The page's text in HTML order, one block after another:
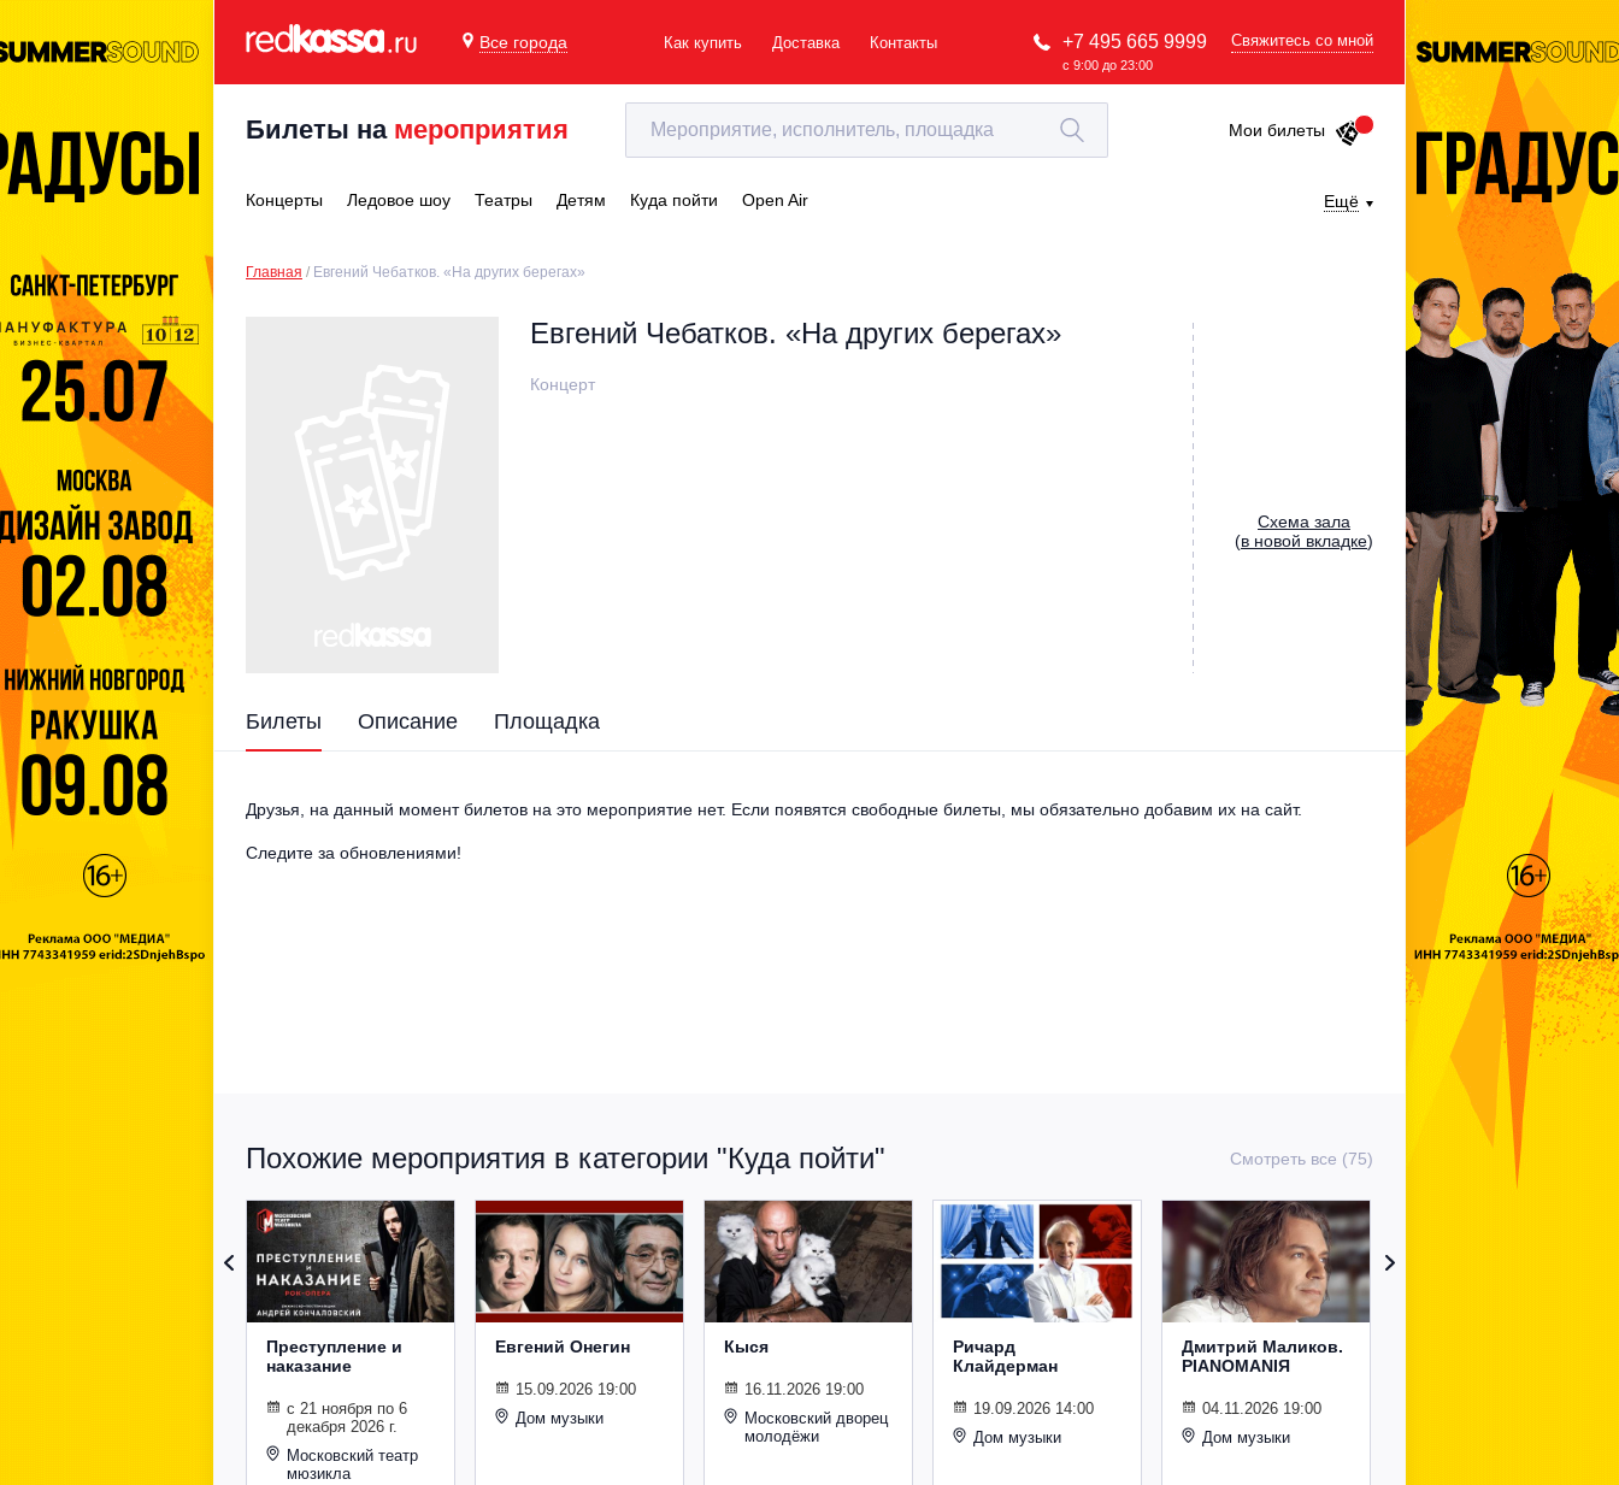
Все города Как купить Доставка Контакты +7 495 665 9999
с 9:00 до 23:00
Свяжитесь со мной
Билеты на мероприятия Мои билеты
Концерты Ледовое шоу Театры Детям Куда пойти Open Air Ещё
Главная Евгений Чебатков. «На других берегах»
Евгений Чебатков. «На других берегах»
Концерт
Cхема зала
(в новой вкладке)
Билеты Описание Площадка
Друзья, на данный момент билетов на это мероприятие нет. Если появятся свободные билеты, мы обязательно добавим их на сайт.
Следите за обновлениями!
Похожие мероприятия в категории "Куда пойти" Смотреть все (75)
Преступление и
наказание
с 21 ноября по 6
декабря 2026 г.
Московский театр
мюзикла
Евгений Онегин
15.09.2026 19:00
Дом музыки
Кыся
16.11.2026 19:00
Московский дворец
молодёжи
Ричард
Клайдерман
19.09.2026 14:00
Дом музыки
Дмитрий Маликов.
PIANOMANIЯ
04.11.2026 19:00
Дом музыки